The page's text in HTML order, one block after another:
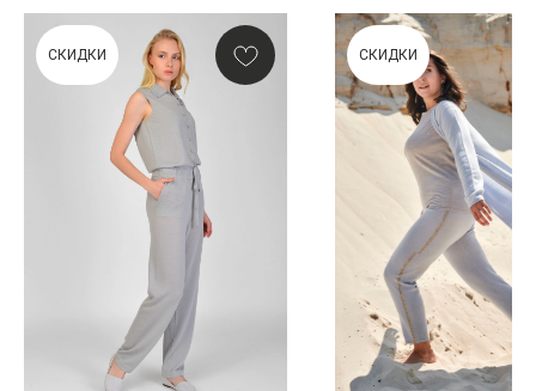
СКИДКИ СКИДКИ
на Телеграм канал
и акций, подпишитесь на email рассылку
Ваш e-mail
Новинки, акции, подарки
и модный журнал — всё это
в нашем телеграмм канале:
MIR CASHMERE Official